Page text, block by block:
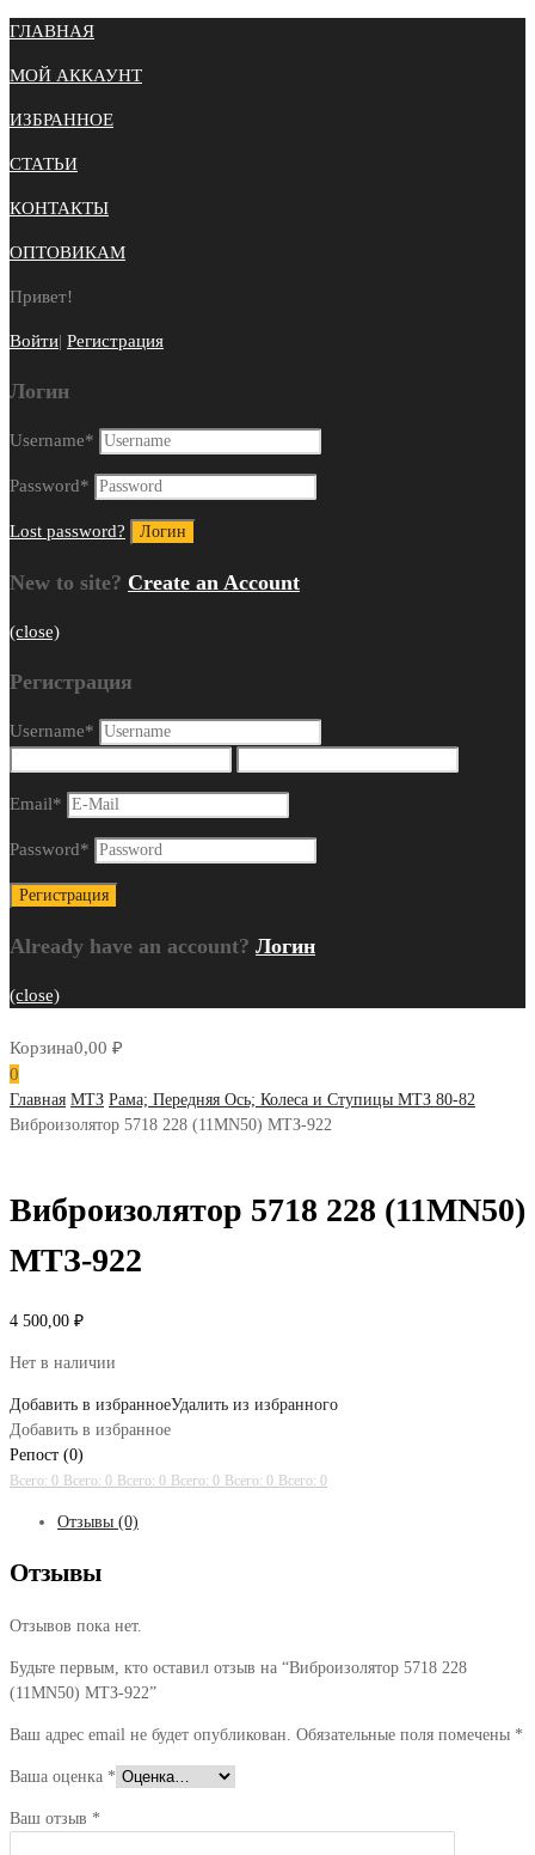
ГЛАВНАЯ
МОЙ АККАУНТ
ИЗБРАННОЕ
СТАТЬИ
КОНТАКТЫ
ОПТОВИКАМ
Привет!
Войти| Регистрация
Логин
Username*
Password*
Lost password?
New to site? Create an Account
(close)
Регистрация
Username*
Email*
Password*
Already have an account? Логин
(close)
Корзина0,00 ₽
0
Главная МТЗ Рама; Передняя Ось; Колеса и Ступицы МТЗ 80-82
Виброизолятор 5718 228 (11MN50) МТЗ-922
Виброизолятор 5718 228 (11MN50)
МТЗ-922
4 500,00 ₽
Нет в наличии
Добавить в избранноеУдалить из избранного
Добавить в избранное
Репост (0)
Всего: 0 Всего: 0 Всего: 0 Всего: 0 Всего: 0 Всего: 0
Отзывы (0)
Отзывы
Отзывов пока нет.
Будьте первым, кто оставил отзыв на “Виброизолятор 5718 228
(11MN50) МТЗ-922”
Ваш адрес email не будет опубликован. Обязательные поля помечены *
Ваша оценка *
Ваш отзыв *